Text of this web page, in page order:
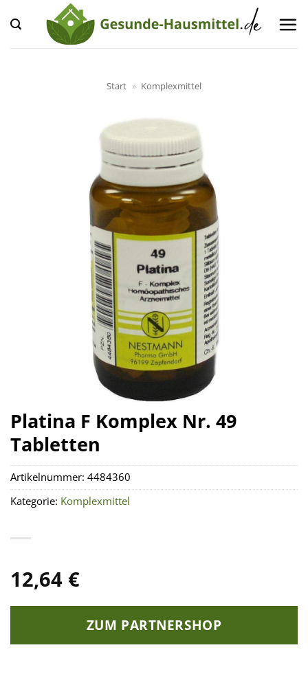
Inhalt
springen
Start » Komplexmittel
Platina F Komplex Nr. 49
Tabletten
12,64 €
ZUM PARTNERSHOP
Artikelnummer: 4484360
Kategorie: Komplexmittel